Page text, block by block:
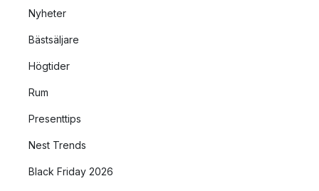
Nyheter
Bästsäljare
Högtider
Rum
Presenttips
Nest Trends
Black Friday 2026